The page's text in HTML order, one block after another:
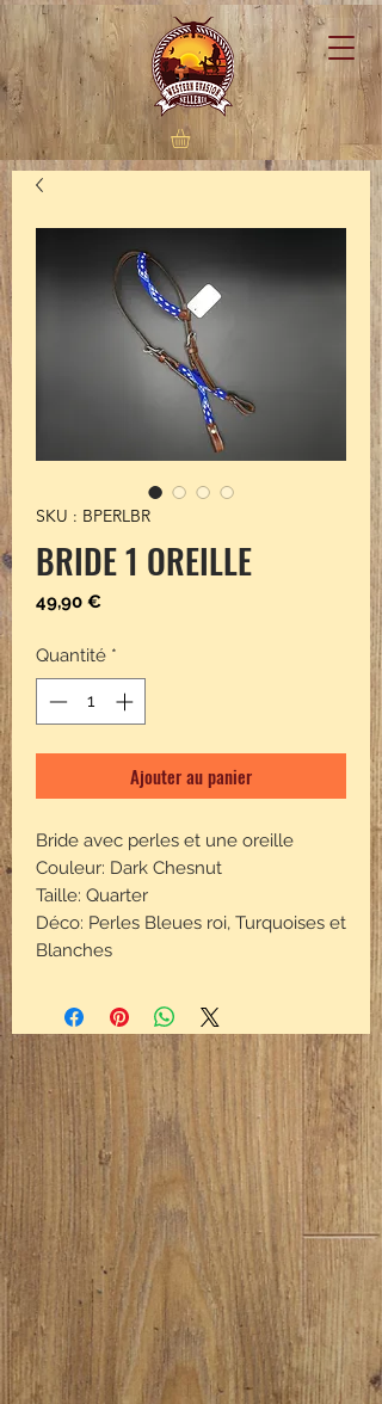
SKU : BPERLBR
BRIDE 1 OREILLE
49,90 €Prix
Quantité *
Ajouter au panier
Bride avec perles et une oreille
Couleur: Dark Chesnut
Taille: Quarter
Déco: Perles Bleues roi, Turquoises et
Blanches